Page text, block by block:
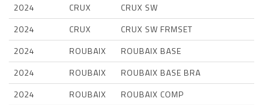
2024
CRUX
CRUX SW
2024
CRUX
CRUX SW FRMSET
2024
ROUBAIX
ROUBAIX BASE
2024
ROUBAIX
ROUBAIX BASE BRA
2024
ROUBAIX
ROUBAIX COMP